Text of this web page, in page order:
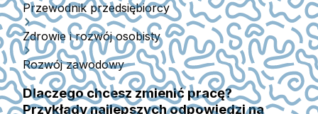
Przewodnik przedsiębiorcy
Zdrowie i rozwój osobisty
Rozwój zawodowy
Dlaczego chcesz zmienić pracę?
Przykłady najlepszych odpowiedzi na